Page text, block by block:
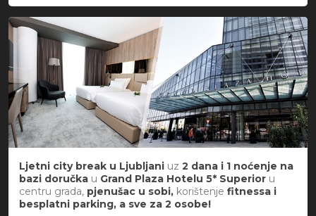
Ljetni city break u Ljubljani uz 2 dana i 1 noćenje na
bazi doručka u Grand Plaza Hotelu 5* Superior u
centru grada, pjenušac u sobi, korištenje fitnessa i
besplatni parking, a sve za 2 osobe!